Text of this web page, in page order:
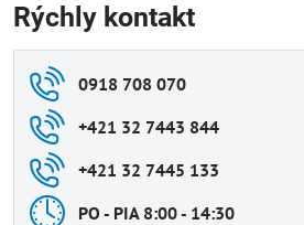
Rýchly kontakt
0918 708 070
+421 32 7443 844
+421 32 7445 133
PO - PIA 8:00 - 14:30